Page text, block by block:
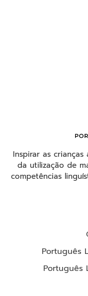
Inspirar as
da utilização de
competências
Português
Português